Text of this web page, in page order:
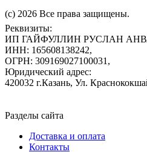
(c) 2026 Все права защищены.
Реквизиты:
ИП ГАЙФУЛЛИН РУСЛАН
ИНН: 165608138242,
ОГРН: 309169027100031,
Юридический адрес:
420032 г.Казань, Ул.
Разделы сайта
Доставка и оплата
Контакты